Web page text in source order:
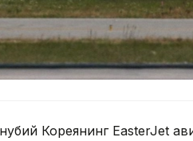
Кореянинг EasterJet